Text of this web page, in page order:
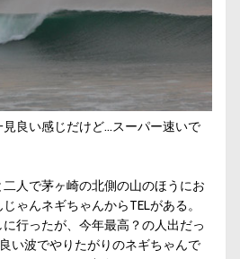
良い感じだけど…スーパー速いで
人で茅ヶ崎の北側の山のほうにお
ゃんネギちゃんからTELがある。
に行ったが、今年最高？の人出だっ
い波でやりたがりのネギちゃんで